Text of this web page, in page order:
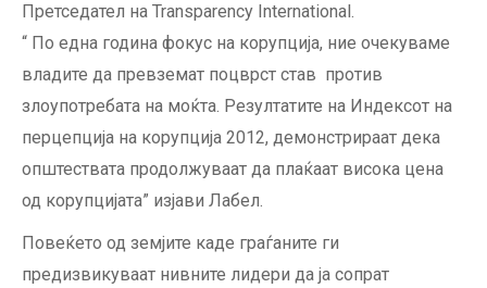
Претседател на Transparency International.
“ По една година фокус на корупција, ние очекуваме
владите да превземат поцврст став против
злоупотребата на моќта. Резултатите на Индексот на
перцепција на корупција 2012, демонстрираат дека
општествата продолжуваат да плаќаат висока цена
од корупцијата” изјави Лабел.
Повеќето од земјите каде граѓаните ги
предизвикуваат нивните лидери да ја сопрат